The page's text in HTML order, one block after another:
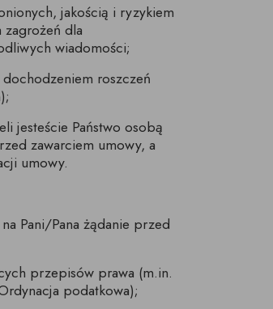
jakością i ryzykiem
dla
wiadomości;
roszczeń
jesteście Państwo osobą
zawarciem umowy, a
umowy.
Pani/Pana żądanie przed
przepisów prawa (m.in.
podatkowa);